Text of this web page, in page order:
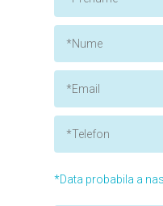
*Data probabila a